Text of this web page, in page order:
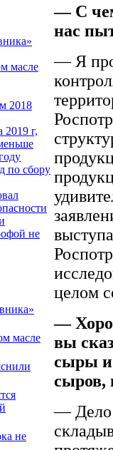
масле
2018
г,
по сбору
не
масле
не
— С
нас
— Я
целом
—
вы
сыры и
сыров,
— Дело